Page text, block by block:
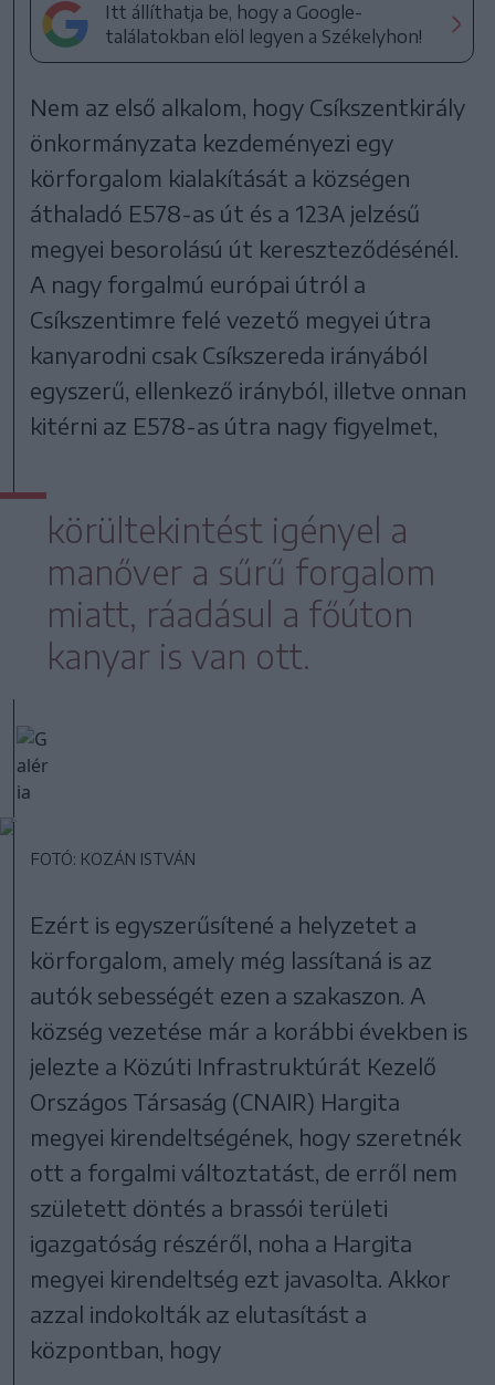
Itt állíthatja be, hogy a Google-
találatokban elöl legyen a Székelyhon!
Nem az első alkalom, hogy Csíkszentkirály
önkormányzata kezdeményezi egy
körforgalom kialakítását a községen
áthaladó E578-as út és a 123A jelzésű
megyei besorolású út kereszteződésénél.
A nagy forgalmú európai útról a
Csíkszentimre felé vezető megyei útra
kanyarodni csak Csíkszereda irányából
egyszerű, ellenkező irányból, illetve onnan
kitérni az E578-as útra nagy figyelmet,
körültekintést igényel a
manőver a sűrű forgalom
miatt, ráadásul a főúton
kanyar is van ott.
FOTÓ: KOZÁN ISTVÁN
Ezért is egyszerűsítené a helyzetet a
körforgalom, amely még lassítaná is az
autók sebességét ezen a szakaszon. A
község vezetése már a korábbi években is
jelezte a Közúti Infrastruktúrát Kezelő
Országos Társaság (CNAIR) Hargita
megyei kirendeltségének, hogy szeretnék
ott a forgalmi változtatást, de erről nem
született döntés a brassói területi
igazgatóság részéről, noha a Hargita
megyei kirendeltség ezt javasolta. Akkor
azzal indokolták az elutasítást a
központban, hogy